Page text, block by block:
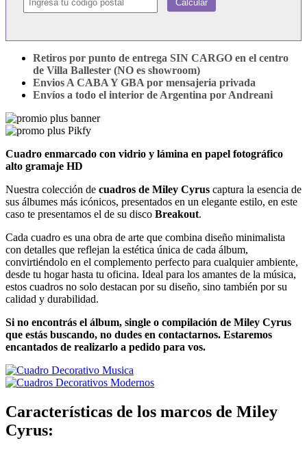
Calcular
Retiros por punto de entrega SIN CARGO en el centro
de Villa Ballester (NO es showroom)
Envios A CABA Y GBA por mensajeria privada
Envíos a todo el interior de Argentina por Andreani
Cuadro enmarcado con vidrio y lámina en papel fotográfico
alto gramaje HD
Nuestra colección de cuadros de Miley Cyrus captura la esencia de
sus álbumes más icónicos, presentados en un elegante estilo, en este
caso te presentamos el de su disco Breakout.
Cada cuadro es una obra de arte que combina diseño minimalista
con detalles que reflejan la estética única de cada álbum,
convirtiéndolo en el complemento perfecto para cualquier ambiente,
desde tu hogar hasta tu oficina. Ideal para los amantes de la música,
estos cuadros no solo destacan por su diseño, sino también por su
calidad y durabilidad.
Si no encontrás el álbum, single o compilación de Miley Cyrus
que estás buscando, no dudes en contactarnos. Estaremos
encantados de realizarlo a pedido para vos.
Características de los marcos de Miley
Cyrus: